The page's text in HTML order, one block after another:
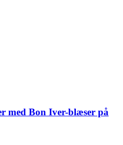
med Bon Iver-blæser på